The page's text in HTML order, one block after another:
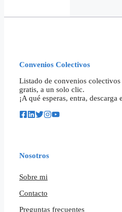
Convenios Colectivos
Listado de convenios colectivos
gratis, a un solo clic.
¡A qué esperas, entra,
Nosotros
Sobre mi
Contacto
Preguntas frecuentes